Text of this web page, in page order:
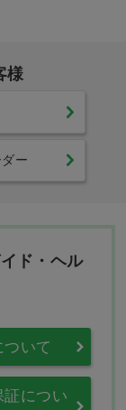
様
ー
ド・ヘル
いて
証につい